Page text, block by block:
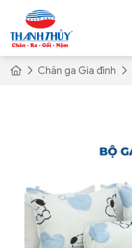
Chăn ga Gia đình